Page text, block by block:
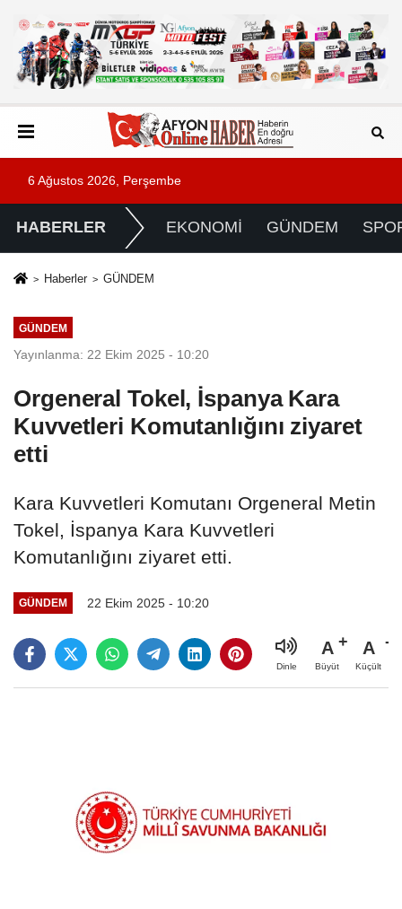
6 Ağustos 2026, Perşembe
HABERLER EKONOMİ GÜNDEM
Haberler GÜNDEM
GÜNDEM
Yayınlanma: 22 Ekim 2025 - 10:20
Orgeneral Tokel, İspanya Kara
Kuvvetleri Komutanlığını ziyaret
etti
Kara Kuvvetleri Komutanı Orgeneral Metin
Tokel, İspanya Kara Kuvvetleri
Komutanlığını ziyaret etti.
GÜNDEM 22 Ekim 2025 - 10:20
Dinle
A
Büyüt
A
Küçült